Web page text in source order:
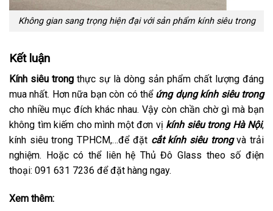
Không gian sang trọng hiện đại với sản phẩm kính siêu trong
Kết luận
Kính siêu trong thực sự là dòng sản phẩm chất lượng đáng
mua nhất. Hơn nữa bạn còn có thể ứng dụng kính siêu trong
cho nhiều mục đích khác nhau. Vậy còn chần chờ gì mà bạn
không tìm kiếm cho mình một đơn vị kính siêu trong Hà Nội,
kính siêu trong TPHCM,…để đặt cắt kính siêu trongvà trải
nghiệm. Hoặc có thể liên hệ Thủ Đô Glass theo số điện
thoại: 091 631 7236 để đặt hàng ngay.
Xem thêm: